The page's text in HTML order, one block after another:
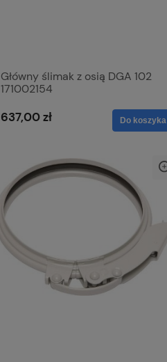
Główny ślimak z osią DGA 102
171002154
637,00 zł Do koszyka